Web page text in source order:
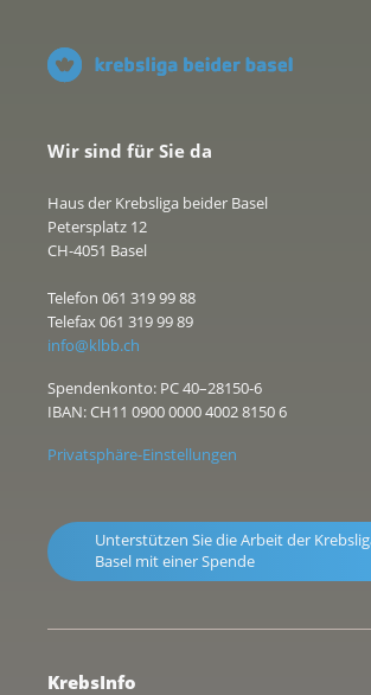
Wir sind für Sie da
Haus der Krebsliga beider Basel
Petersplatz 12
CH-4051 Basel
Telefon 061 319 99 88
Telefax 061 319 99 89
info@klbb.ch
Spendenkonto: PC 40–28150-6
IBAN: CH11 0900 0000 4002 8150 6
Privatsphäre-Einstellungen
Unterstützen Sie die Arbeit der
Basel mit einer Spende
KrebsInfo